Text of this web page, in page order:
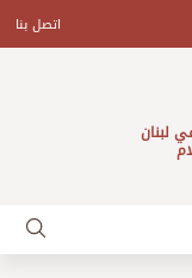
اتصل بنا
لبنان